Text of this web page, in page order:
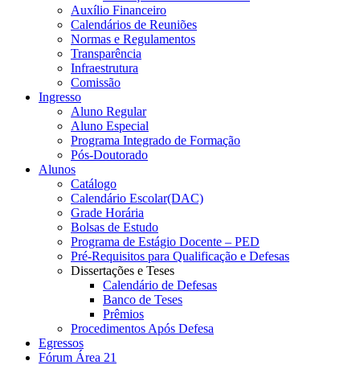
Auxílio Financeiro
Calendários de Reuniões
Normas e Regulamentos
Transparência
Infraestrutura
Comissão
Ingresso
Aluno Regular
Aluno Especial
Programa Integrado de Formação
Pós-Doutorado
Alunos
Catálogo
Calendário Escolar(DAC)
Grade Horária
Bolsas de Estudo
Programa de Estágio Docente – PED
Pré-Requisitos para Qualificação e Defesas
Dissertações e Teses
Calendário de Defesas
Banco de Teses
Prêmios
Procedimentos Após Defesa
Egressos
Fórum Área 21